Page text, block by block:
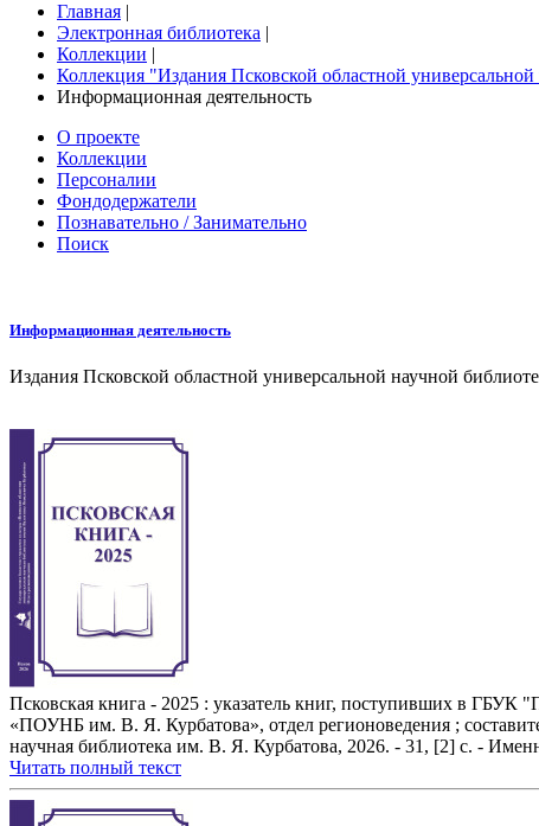
Главная |
Электронная библиотека |
Коллекции |
Коллекция "Издания Псковской областной
Информационная деятельность
О проекте
Коллекции
Персоналии
Фондодержатели
Познавательно / Занимательно
Поиск
Информационная деятельность
Издания Псковской областной универсальной научной
Псковская книга - 2025 : указатель книг, поступивших в ГБУК
«ПОУНБ им. В. Я. Курбатова», отдел регионоведения ;
научная библиотека им. В. Я. Курбатова, 2026. - 31, [2] с. -
Читать полный текст